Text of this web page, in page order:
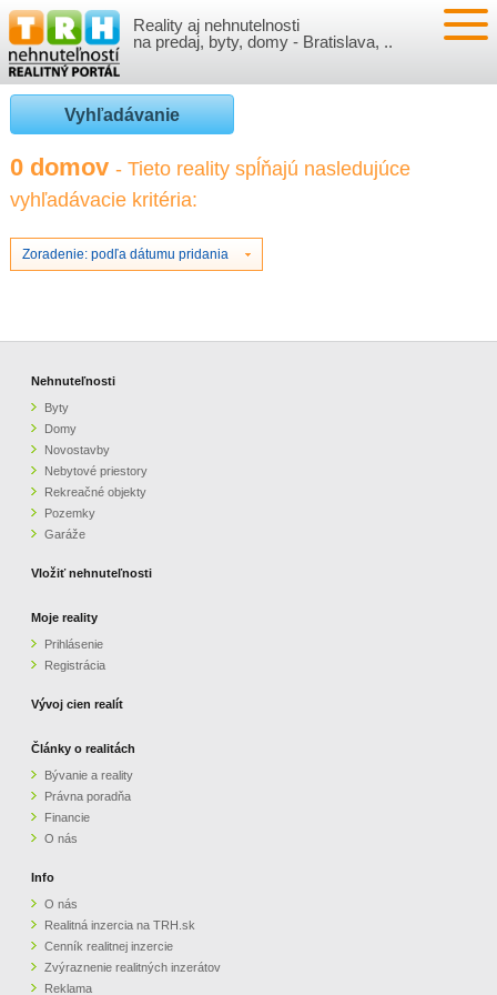
Reality aj nehnutelnosti
na predaj, byty, domy - Bratislava, ..
NEHNUTEĽNOSTI
BYTY
NOVOSTAVBY
NEBYTOVÉ PRIESTORY
GARÁŽE
VLOŽIŤ NEHNUTEĽNOSTI
PRIHLÁSENIE
REGISTRÁCIA
VÝVOJ CIEN REALÍT
ČLÁNKY O REALITÁCH
O NÁS
CENNÍK REALITNEJ INZERCIE
ZVÝRAZNENIE REALITNÝCH INZERÁTOV
PARTNERI
OBCHODNÉ PODMIENKY
KONTAKT
Vyhľadávanie
0 domov - Tieto reality spĺňajú nasledujúce
vyhľadávacie kritéria:
Zoradenie: podľa dátumu pridania
Nehnuteľnosti
Byty
Domy
Novostavby
Nebytové priestory
Rekreačné objekty
Pozemky
Garáže
Vložiť nehnuteľnosti
Moje reality
Prihlásenie
Registrácia
Vývoj cien realít
Články o realitách
Bývanie a reality
Právna poradňa
Financie
O nás
Info
O nás
Realitná inzercia na TRH.sk
Cenník realitnej inzercie
Zvýraznenie realitných inzerátov
Reklama